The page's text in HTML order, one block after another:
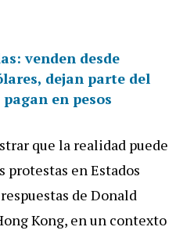
venden desde
dejan parte del
en pesos
que la realidad puede
protestas en Estados
de Donald
Kong, en un contexto